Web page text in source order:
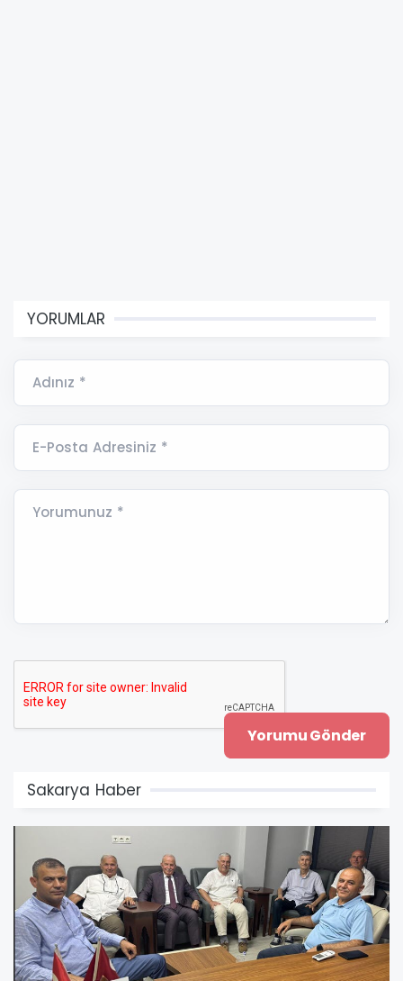
YORUMLAR
Adınız *
E-Posta Adresiniz *
Yorumunuz *
Sakarya Haber